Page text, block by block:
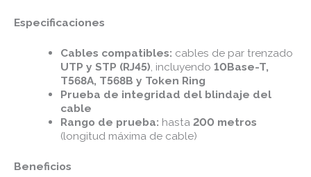
Especificaciones
Cables compatibles: cables de par trenzado
UTP y STP (RJ45), incluyendo 10Base-T,
T568A, T568B y Token Ring
Prueba de integridad del blindaje del
cable
Rango de prueba: hasta 200 metros
(longitud máxima de cable)
Beneficios